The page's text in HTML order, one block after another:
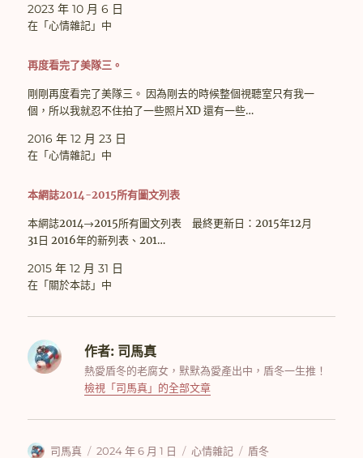
2023 年 10 月 6 日
在「心情雜記」中
再度看完了美隊三。
剛剛再度看完了美隊三。 因為剛去的時候整個視聽室只有我一
個，所以我就忍不住拍了一些照片XD 還有一些…
2016 年 12 月 23 日
在「心情雜記」中
本網誌2014-2015所有圖文列表
本網誌2014→2015所有圖文列表 最終更新日：2015年12月
31日 2016年的新列表、201…
2015 年 12 月 31 日
在「關於本誌」中
作者: 司馬真
熱愛盾冬的老腐女，默默為愛產出中，盾冬一生推！
檢視「司馬真」的全部文章
作
司馬真
發
2024 年 6 月 1 日
分
心情雜記
標
盾冬